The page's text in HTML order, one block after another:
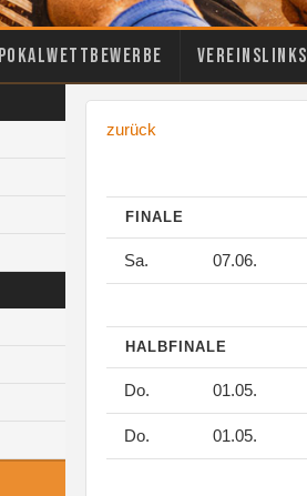
Pokalwettbewerbe Vereinslinks
zurück
FINALE
Sa. 07.06.
HALBFINALE
Do. 01.05.
Do. 01.05.